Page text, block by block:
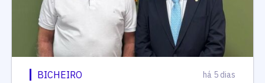
BICHEIRO há 5 dias